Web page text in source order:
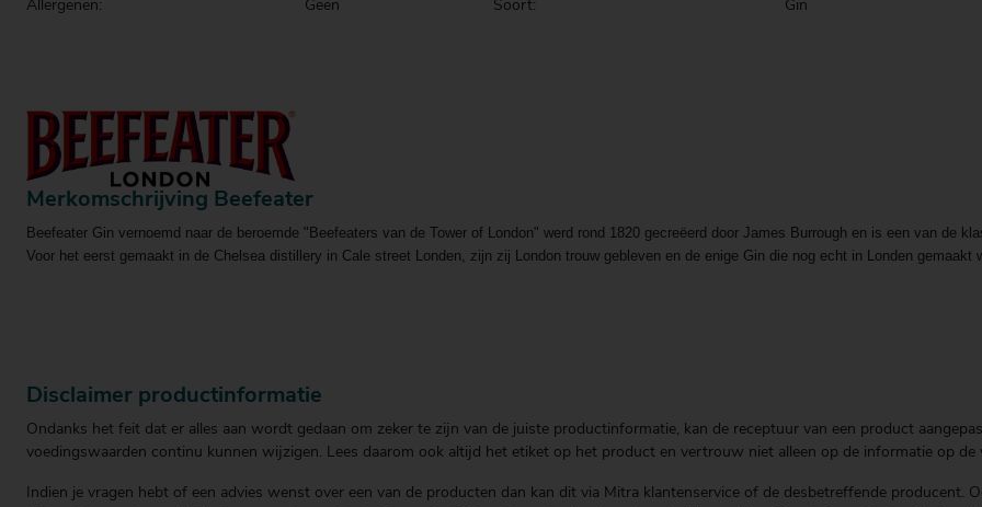
Allergenen:
Geen
Soort:
Gin
Merkomschrijving Beefeater
Beefeater Gin vernoemd naar de beroemde "Beefeaters van de Tower of London" werd rond 1820 gecreëerd door James Burrough en is een van de
Voor het eerst gemaakt in de Chelsea distillery in Cale street Londen, zijn zij London trouw gebleven en de enige Gin die nog echt in Londen gemaakt
Disclaimer productinformatie
Ondanks het feit dat er alles aan wordt gedaan om zeker te zijn van de juiste productinformatie, kan de receptuur van een product
voedingswaarden continu kunnen wijzigen. Lees daarom ook altijd het etiket op het product en vertrouw niet alleen op de informatie op de
Indien je vragen hebt of een advies wenst over een van de producten dan kan dit via Mitra klantenservice of de desbetreffende producent.